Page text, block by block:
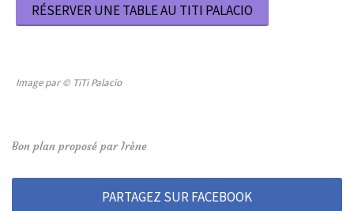
RÉSERVER UNE TABLE AU TITI PALACIO
Image par © TiTi Palacio
Bon plan proposé par Irène
PARTAGEZ SUR FACEBOOK